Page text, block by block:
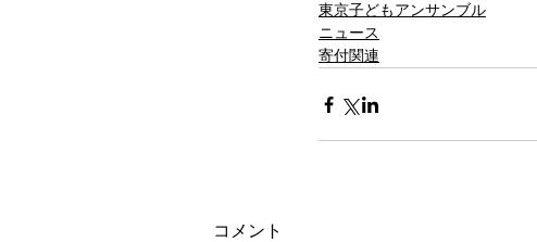
東京子どもアンサンブル
ニュース
寄付関連
コメント